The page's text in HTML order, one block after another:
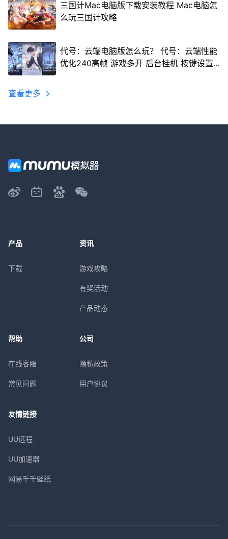
三国计Mac电脑版下载安装教程 Mac电脑怎
么玩三国计攻略
代号：云端电脑版怎么玩？ 代号：云端性能
优化240高帧 游戏多开 后台挂机 按键设置
查看更多
产品
下载
资讯
游戏攻略
有奖活动
产品动态
帮助
在线客服
常见问题
公司
隐私政策
用户协议
友情链接
UU远程
UU加速器
网易千千壁纸